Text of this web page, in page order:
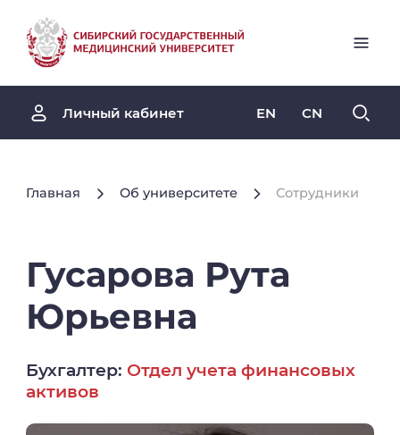
Личный кабинет EN CN
Главная Об университете Сотрудники
Гусарова Рута
Юрьевна
Бухгалтер: Отдел учета финансовых
активов